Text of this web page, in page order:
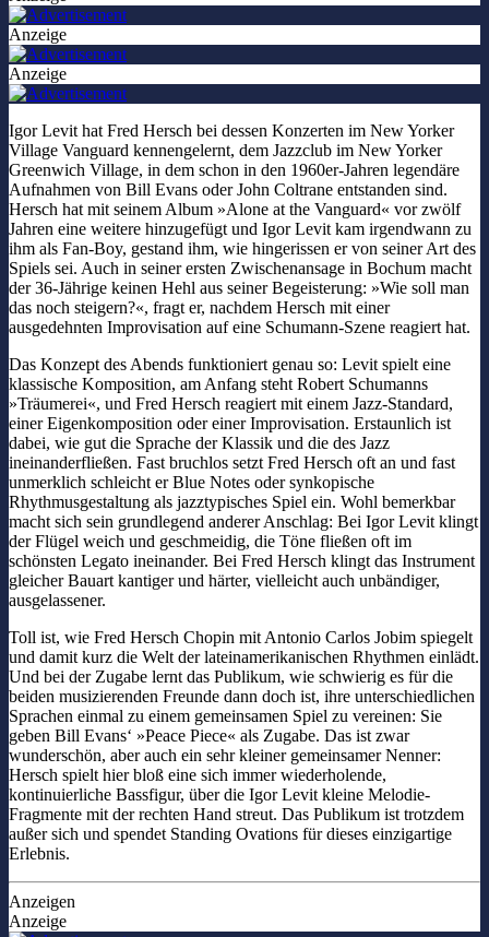
Anzeige
Anzeige
Igor Levit hat Fred Hersch bei dessen Konzerten im New Yorker
Village Vanguard kennengelernt, dem Jazzclub im New Yorker
Greenwich Village, in dem schon in den 1960er-Jahren legendäre
Aufnahmen von Bill Evans oder John Coltrane entstanden sind.
Hersch hat mit seinem Album »Alone at the Vanguard« vor zwölf
Jahren eine weitere hinzugefügt und Igor Levit kam irgendwann zu
ihm als Fan-Boy, gestand ihm, wie hingerissen er von seiner Art des
Spiels sei. Auch in seiner ersten Zwischenansage in Bochum macht
der 36-Jährige keinen Hehl aus seiner Begeisterung: »Wie soll man
das noch steigern?«, fragt er, nachdem Hersch mit einer
ausgedehnten Improvisation auf eine Schumann-Szene reagiert hat.
Das Konzept des Abends funktioniert genau so: Levit spielt eine
klassische Komposition, am Anfang steht Robert Schumanns
»Träumerei«, und Fred Hersch reagiert mit einem Jazz-Standard,
einer Eigenkomposition oder einer Improvisation. Erstaunlich ist
dabei, wie gut die Sprache der Klassik und die des Jazz
ineinanderfließen. Fast bruchlos setzt Fred Hersch oft an und fast
unmerklich schleicht er Blue Notes oder synkopische
Rhythmusgestaltung als jazztypisches Spiel ein. Wohl bemerkbar
macht sich sein grundlegend anderer Anschlag: Bei Igor Levit klingt
der Flügel weich und geschmeidig, die Töne fließen oft im
schönsten Legato ineinander. Bei Fred Hersch klingt das Instrument
gleicher Bauart kantiger und härter, vielleicht auch unbändiger,
ausgelassener.
Toll ist, wie Fred Hersch Chopin mit Antonio Carlos Jobim spiegelt
und damit kurz die Welt der lateinamerikanischen Rhythmen einlädt.
Und bei der Zugabe lernt das Publikum, wie schwierig es für die
beiden musizierenden Freunde dann doch ist, ihre unterschiedlichen
Sprachen einmal zu einem gemeinsamen Spiel zu vereinen: Sie
geben Bill Evans‘ »Peace Piece« als Zugabe. Das ist zwar
wunderschön, aber auch ein sehr kleiner gemeinsamer Nenner:
Hersch spielt hier bloß eine sich immer wiederholende,
kontinuierliche Bassfigur, über die Igor Levit kleine Melodie-
Fragmente mit der rechten Hand streut. Das Publikum ist trotzdem
außer sich und spendet Standing Ovations für dieses einzigartige
Erlebnis.
Anzeigen
Anzeige